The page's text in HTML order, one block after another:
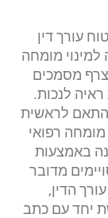
עורך דין
מומחה
מסמכים
לנכות.
לראשית
רפואי
באמצעות
מדובר
הדין,
יחד עם כתב